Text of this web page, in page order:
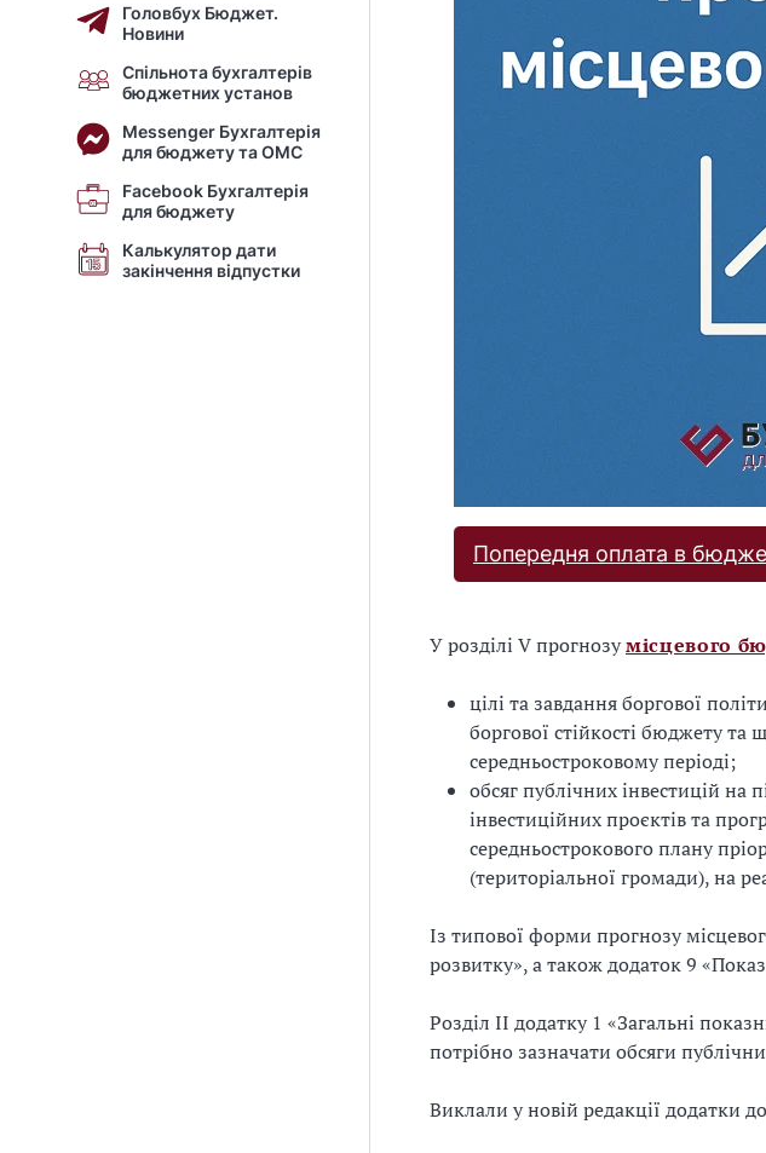
Головбух Бюджет.
Новини
Спільнота бухгалтерів
бюджетних установ
Messenger Бухгалтерія
для бюджету та ОМС
Facebook Бухгалтерія
для бюджету
Калькулятор дати
закінчення відпустки
Попередня оплата в
У розділі V прогнозумісцевого
цілі та завдання боргової
боргової стійкості бюджету
середньостроковому періоді;
обсяг публічних інвестицій на
інвестиційних проєктів та
середньострокового плану
(територіальної громади), на
Із типової форми прогнозу
розвитку», а також додаток 9
Розділ ІІ додатку 1 «Загальні
потрібно зазначати обсяги
Виклали у новій редакції додатки